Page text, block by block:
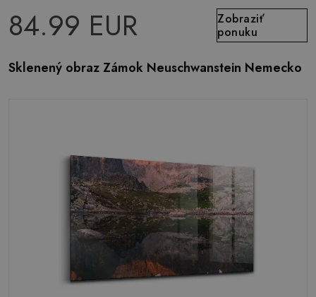
84.99 EUR
Zobraziť
ponuku
Sklenený obraz Zámok Neuschwanstein Nemecko